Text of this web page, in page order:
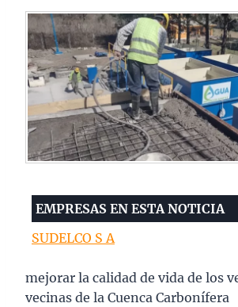
EMPRESAS EN ESTA NOTICIA
SUDELCO S A
mejorar la calidad de vida de los
vecinas de la Cuenca Carbonífera